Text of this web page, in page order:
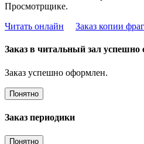
Просмотрщике.
Читать онлайн
Заказ копии
Заказ в читальный зал успешно
Заказ успешно оформлен.
Понятно
Заказ периодики
Понятно